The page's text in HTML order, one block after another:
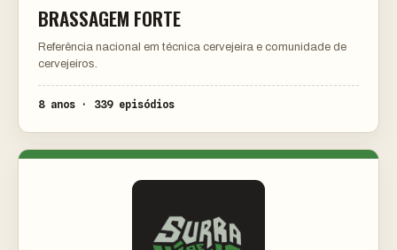
BRASSAGEM FORTE
Referência nacional em técnica cervejeira e comunidade de
cervejeiros.
8 anos · 339 episódios